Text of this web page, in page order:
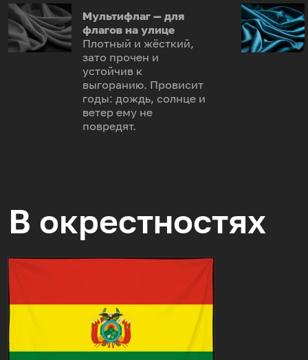
Мультифлаг — для
флагов на улице
Плотный и жёсткий,
зато прочен и
устойчив к
выгоранию. Провисит
годы: дождь, солнце и
ветер ему не
повредят.
В окрестностях